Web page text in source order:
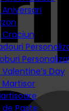
Day
Paste